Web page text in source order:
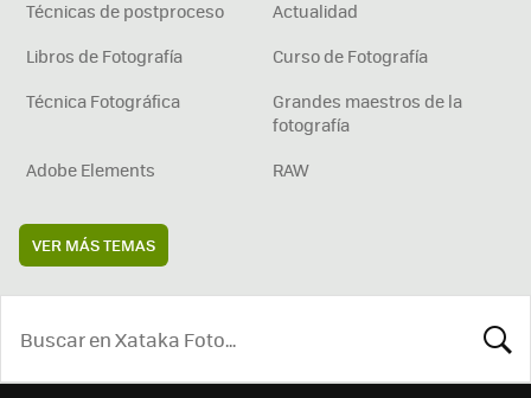
Técnicas de postproceso
Actualidad
Libros de Fotografía
Curso de Fotografía
Técnica Fotográfica
Grandes maestros de la
fotografía
Adobe Elements
RAW
VER MÁS TEMAS